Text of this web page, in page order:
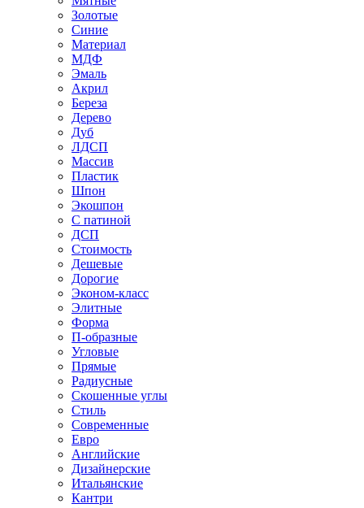
Золотые
Синие
Материал
МДФ
Эмаль
Акрил
Береза
Дерево
Дуб
ЛДСП
Массив
Пластик
Шпон
Экошпон
С патиной
ДСП
Стоимость
Дешевые
Дорогие
Эконом-класс
Элитные
Форма
П-образные
Угловые
Прямые
Радиусные
Скошенные углы
Стиль
Современные
Евро
Английские
Дизайнерские
Итальянские
Кантри